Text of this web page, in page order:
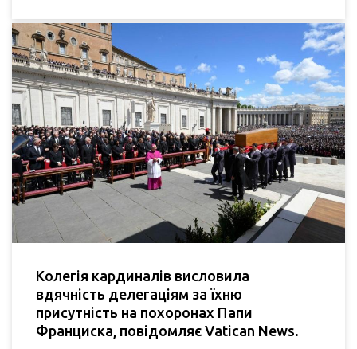
Колегія кардиналів висловила
вдячність делегаціям за їхню
присутність на похоронах Папи
Франциска, повідомляє Vatican News.